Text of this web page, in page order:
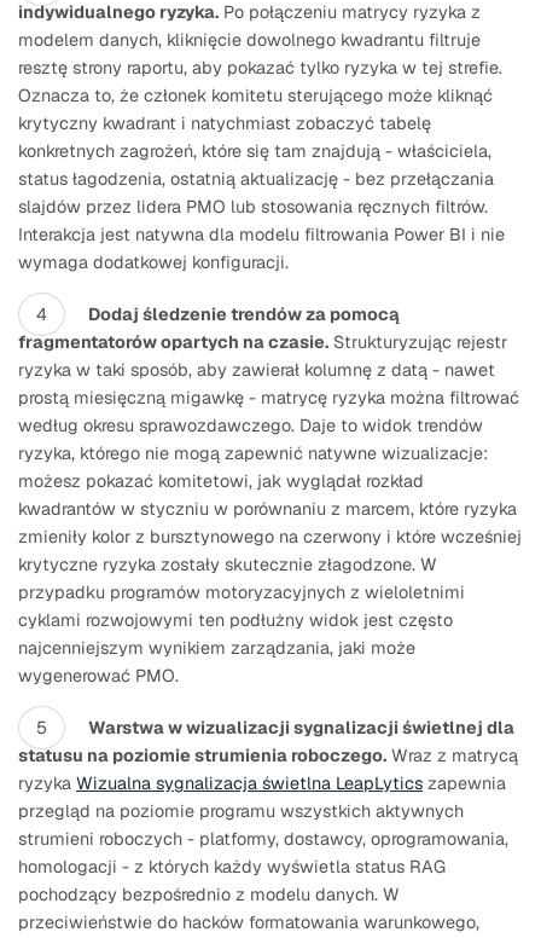
indywidualnego ryzyka. Po połączeniu matrycy ryzyka z
modelem danych, kliknięcie dowolnego kwadrantu filtruje
resztę strony raportu, aby pokazać tylko ryzyka w tej strefie.
Oznacza to, że członek komitetu sterującego może kliknąć
krytyczny kwadrant i natychmiast zobaczyć tabelę
konkretnych zagrożeń, które się tam znajdują - właściciela,
status łagodzenia, ostatnią aktualizację - bez przełączania
slajdów przez lidera PMO lub stosowania ręcznych filtrów.
Interakcja jest natywna dla modelu filtrowania Power BI i nie
wymaga dodatkowej konfiguracji.
Dodaj śledzenie trendów za pomocą
fragmentatorów opartych na czasie. Strukturyzując rejestr
ryzyka w taki sposób, aby zawierał kolumnę z datą - nawet
prostą miesięczną migawkę - matrycę ryzyka można filtrować
według okresu sprawozdawczego. Daje to widok trendów
ryzyka, którego nie mogą zapewnić natywne wizualizacje:
możesz pokazać komitetowi, jak wyglądał rozkład
kwadrantów w styczniu w porównaniu z marcem, które ryzyka
zmieniły kolor z bursztynowego na czerwony i które wcześniej
krytyczne ryzyka zostały skutecznie złagodzone. W
przypadku programów motoryzacyjnych z wieloletnimi
cyklami rozwojowymi ten podłużny widok jest często
najcenniejszym wynikiem zarządzania, jaki może
wygenerować PMO.
Warstwa w wizualizacji sygnalizacji świetlnej dla
statusu na poziomie strumienia roboczego. Wraz z matrycą
ryzyka Wizualna sygnalizacja świetlna LeapLytics zapewnia
przegląd na poziomie programu wszystkich aktywnych
strumieni roboczych - platformy, dostawcy, oprogramowania,
homologacji - z których każdy wyświetla status RAG
pochodzący bezpośrednio z modelu danych. W
przeciwieństwie do hacków formatowania warunkowego,